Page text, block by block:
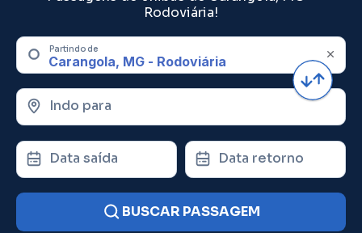
Rodoviária!
Partindo de
Indo para
Data saída Data retorno
BUSCAR PASSAGEM